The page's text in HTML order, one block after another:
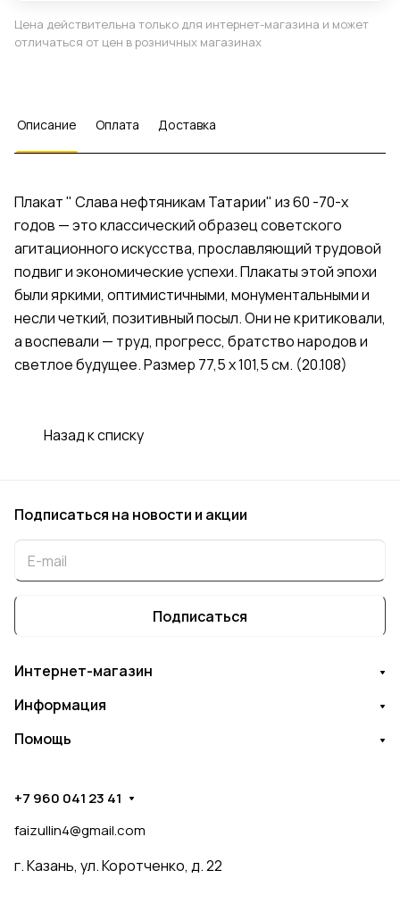
Цена действительна только для интернет-магазина и может
отличаться от цен в розничных магазинах
Описание Оплата Доставка
Плакат " Слава нефтяникам Татарии" из 60 -70-х
годов — это классический образец советского
агитационного искусства, прославляющий трудовой
подвиг и экономические успехи. Плакаты этой эпохи
были яркими, оптимистичными, монументальными и
несли четкий, позитивный посыл. Они не критиковали,
а воспевали — труд, прогресс, братство народов и
светлое будущее. Размер 77,5 х 101,5 см. (20.108)
Назад к списку
Подписаться на новости и акции
Подписаться
Интернет-магазин
Информация
Помощь
+7 960 041 23 41
faizullin4@gmail.com
г. Казань, ул. Коротченко, д. 22